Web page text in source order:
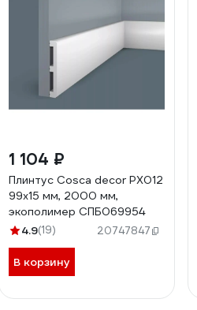
1 104 ₽
Плинтус Cosca decor PX012
99x15 мм, 2000 мм,
экополимер СПБ069954
4.9(19) 20747847
В корзину